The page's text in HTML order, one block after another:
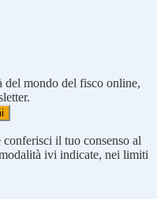
mondo del fisco online,
il tuo consenso al
ivi indicate, nei limiti